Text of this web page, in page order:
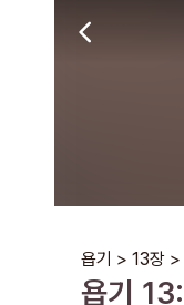
욥기 > 13장 >
욥기 13: